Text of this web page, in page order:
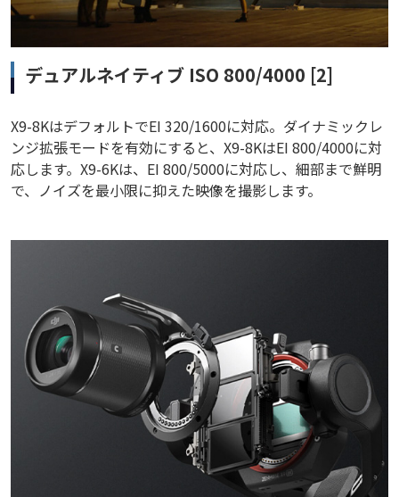
デュアルネイティブ ISO 800/4000 [2]
X9-8KはデフォルトでEI 320/1600に対応。ダイナミックレ
ンジ拡張モードを有効にすると、X9-8KはEI 800/4000に対
応します。X9-6Kは、EI 800/5000に対応し、細部まで鮮明
で、ノイズを最小限に抑えた映像を撮影します。